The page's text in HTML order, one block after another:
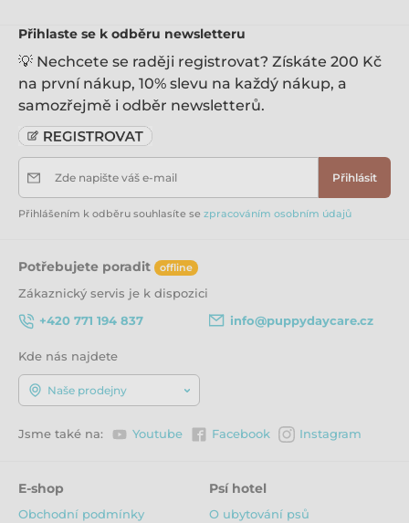
Přihlaste se k odběru newsletteru
💡 Nechcete se raději registrovat? Získáte 200 Kč
na první nákup, 10% slevu na každý nákup, a
samozřejmě i odběr newsletterů.
Zde napište váš e-mail Přihlásit
Přihlášením k odběru souhlasíte se zpracováním osobním údajů
Potřebujete poradit offline
Zákaznický servis je k dispozici
+420 771 194 837
info@puppydaycare.cz
Kde nás najdete
Naše prodejny
Jsme také na: Youtube Facebook Instagram
E-shop
Obchodní podmínky
Psí hotel
O ubytování psů